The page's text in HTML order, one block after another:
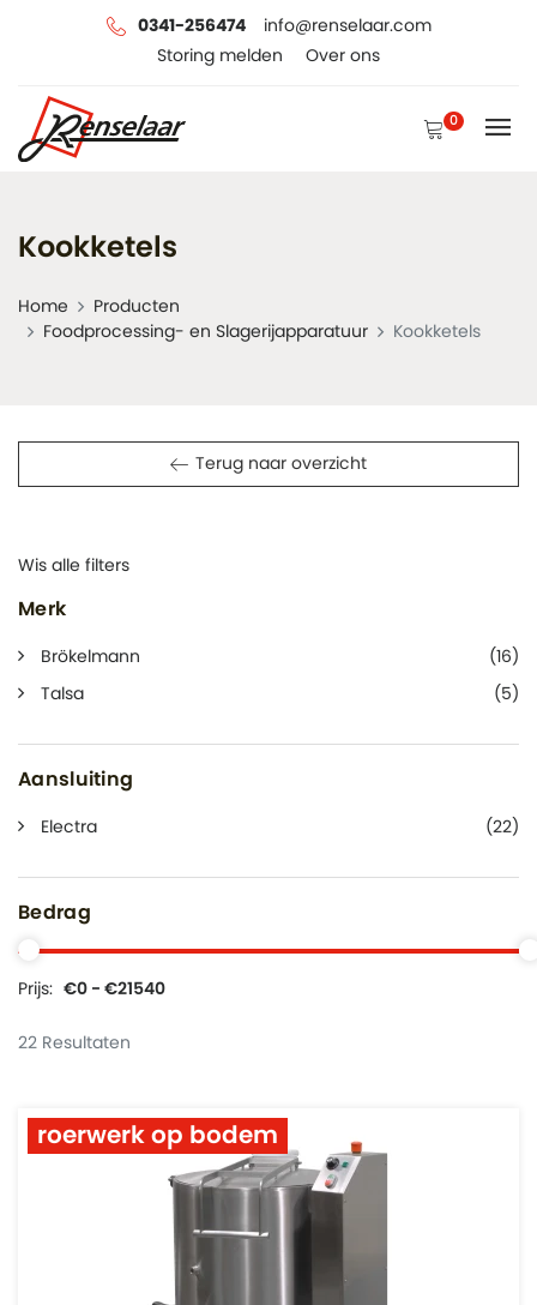
0341-256474
info@renselaar.com
Storing melden
Over ons
0
Kookketels
Home
Producten
Foodprocessing- en Slagerijapparatuur
Kookketels
Terug naar overzicht
Wis alle filters
Merk
Brökelmann (16)
Talsa (5)
Aansluiting
Electra (22)
Bedrag
Prijs: €0 - €21540
22 Resultaten
roerwerk op bodem